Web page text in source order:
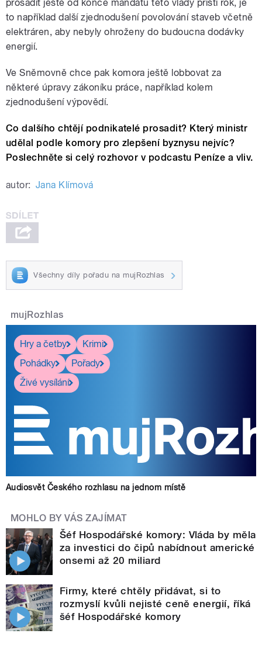
prosadit ještě od konce mandátu této vlády příští rok, je
to například další zjednodušení povolování staveb včetně
elektráren, aby nebyly ohroženy do budoucna dodávky
energií.
Ve Sněmovně chce pak komora ještě lobbovat za
některé úpravy zákoníku práce, například kolem
zjednodušení výpovědí.
Co dalšího chtějí podnikatelé prosadit? Který ministr
udělal podle komory pro zlepšení byznysu nejvíc?
Poslechněte si celý rozhovor v podcastu Peníze a vliv.
autor: Jana Klímová
Všechny díly pořadu na mujRozhlas
mujRozhlas
Hry a četby
Krimi
Pohádky
Pořady
Živé vysílání
Audiosvět Českého rozhlasu na jednom místě
MOHLO BY VÁS ZAJÍMAT
Šéf Hospodářské komory: Vláda by měla
za investici do čipů nabídnout americké
onsemi až 20 miliard
Firmy, které chtěly přidávat, si to
rozmyslí kvůli nejisté ceně energií, říká
šéf Hospodářské komory